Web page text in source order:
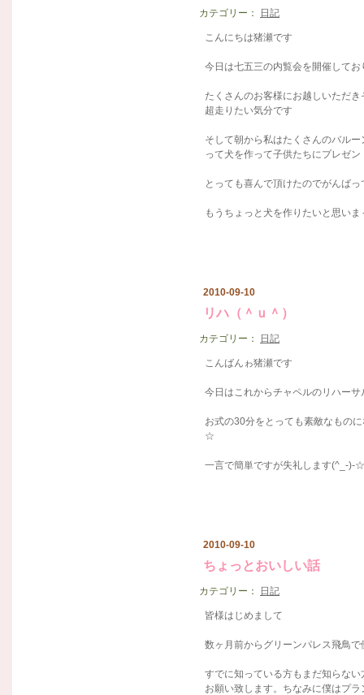
カテゴリー： 日記
こんにちは猪瀬です
今日は七五三の内覧会を開催して
たくさんのお客様にお越しいただ
超走りたい気分です
そして朝から私はたくさんのバル
って犬を作って子供たちにプレゼ
とっても喜んで頂けたのでがんば
もうちょっと犬を作りたいと思い
2010-09-10
リハ（＾ｕ＾）
カテゴリー： 日記
こんばんゎ猪瀬です
今日はこれからチャペルのリハーサ
お式の30分をとっても素敵なもの
☆
一言で簡単ですが失礼します(^_-)-☆
2010-09-10
ちょっとおいしい話
カテゴリー： 日記
皆様はじめまして
数ヶ月前からグリーンパレス飛鳥
すでに知っている方もまだ知らな
お願い致します。ちなみに僕はプ